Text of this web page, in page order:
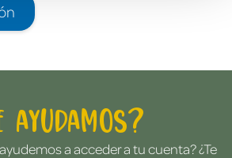
ayudamos?
a acceder a tu cuenta? ¿Te